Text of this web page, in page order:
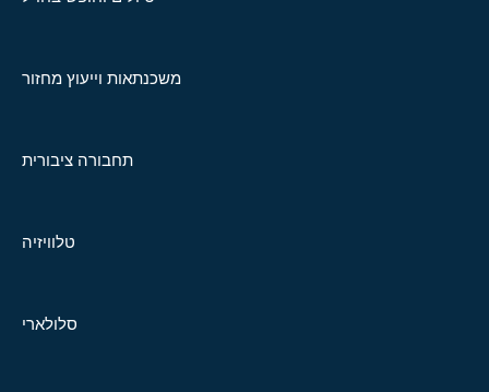
משכנתאות וייעוץ מחזור
תחבורה ציבורית
טלוויזיה
סלולארי